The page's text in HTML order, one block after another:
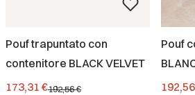
Pouf trapuntato con
contenitore BLACK VELVET
Prezzo promozionale
173,31 €192,56 €
Pouf
Prezzo